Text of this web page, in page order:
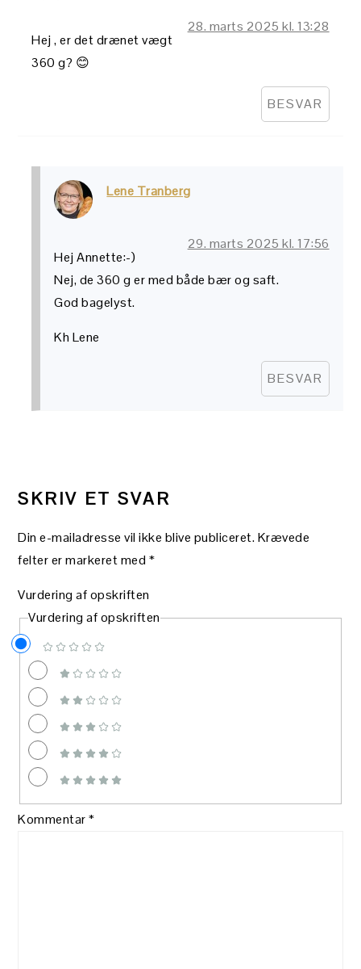
28. marts 2025 kl. 13:28
Hej , er det drænet vægt
360 g? 😊
BESVAR
Lene Tranberg
29. marts 2025 kl. 17:56
Hej Annette:-)
Nej, de 360 g er med både bær og saft.
God bagelyst.
Kh Lene
BESVAR
SKRIV ET SVAR
Din e-mailadresse vil ikke blive publiceret.Krævede
felter er markeret med *
Vurdering af opskriften
Vurdering af opskriften
Kommentar*